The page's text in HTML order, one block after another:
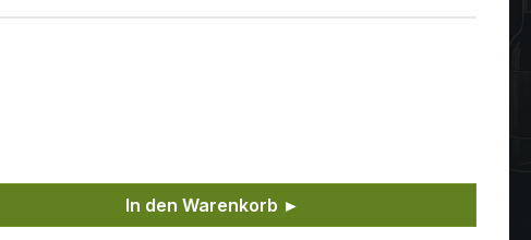
Wert ein oder benutze die
In den Warenkorb ►